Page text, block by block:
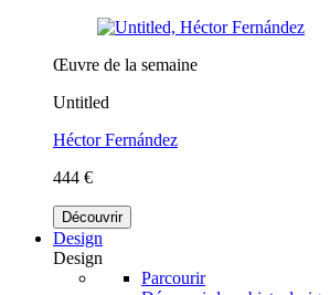
Œuvre de la semaine
Untitled
Héctor Fernández
444 €
Découvrir
Design
Design
Parcourir